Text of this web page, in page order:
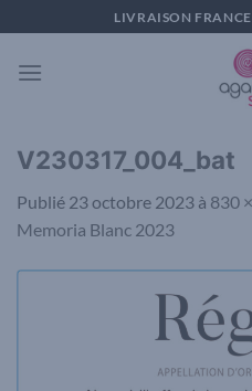
au
contenu
LIVRAISON
V230317_004_bat
Publié 23 octobre 2023 à 830
Memoria Blanc 2023